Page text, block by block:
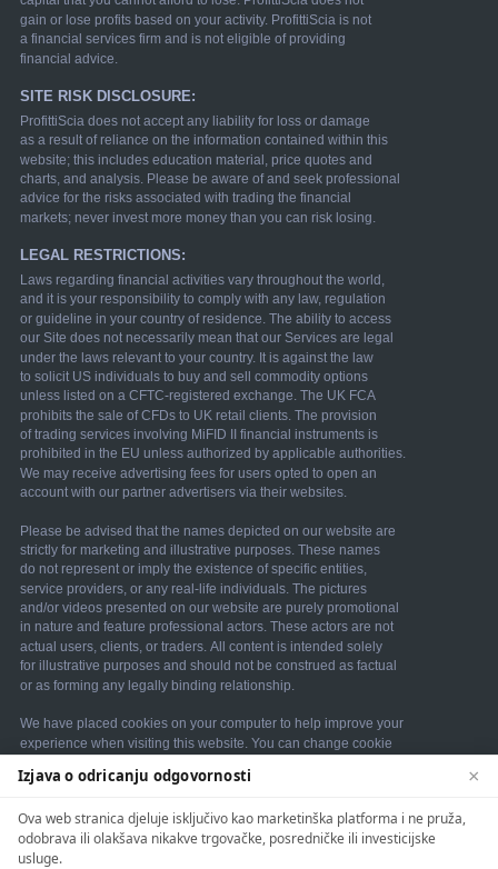
By continuing to use our website, you agree to our
use of cookies. See ourCookie Policy
Izjava o odricanju odgovornosti ×
Ova web stranica djeluje isključivo kao marketinška platforma i ne pruža,
odobrava ili olakšava nikakve trgovačke, posredničke ili investicijske
usluge.